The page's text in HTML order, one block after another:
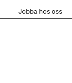
Jobba hos oss